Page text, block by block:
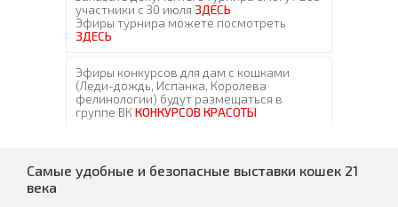
Самые удобные и безопасные выставки кошек 21
века